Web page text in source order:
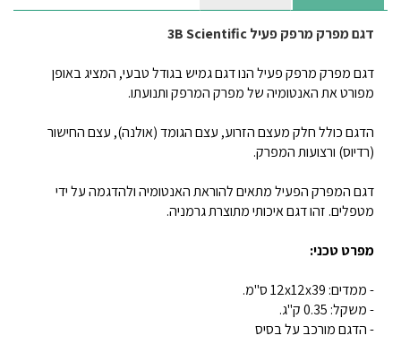
דגם מפרק מרפק פעיל 3B Scientific
דגם מפרק מרפק פעיל הנו דגם גמיש בגודל טבעי, המציג באופן
מפורט את האנטומיה של מפרק המרפק ותנועתו.
הדגם כולל חלק מעצם הזרוע, עצם הגומד (אולנה), עצם החישור
(רדיוס) ורצועות המפרק.
דגם המפרק הפעיל מתאים להוראת האנטומיה ולהדגמה על ידי
מטפלים. זהודגם איכותי מתוצרת גרמניה.
מפרט טכני:
- ממדים: 12x12x39 ס"מ.
- משקל: 0.35 ק"ג.
- הדגם מורכב על בסיס